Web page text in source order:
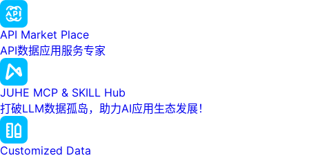
API Market Place
API数据应用服务专家
JUHE MCP & SKILL Hub
打破LLM数据孤岛，助力AI应用生态发展！
Customized Data